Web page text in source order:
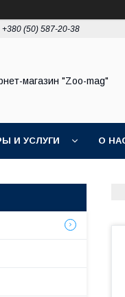
+380 (50) 587-20-38
магазин "Zoo-mag"
И УСЛУГИ О